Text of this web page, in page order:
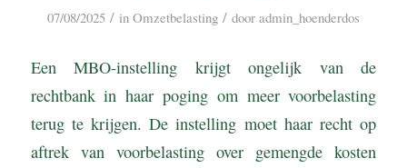
07/08/2025 / in Omzetbelasting / door admin_hoenderdos
Een MBO-instelling krijgt ongelijk van de
rechtbank in haar poging om meer voorbelasting
terug te krijgen. De instelling moet haar recht op
aftrek van voorbelasting over gemengde kosten